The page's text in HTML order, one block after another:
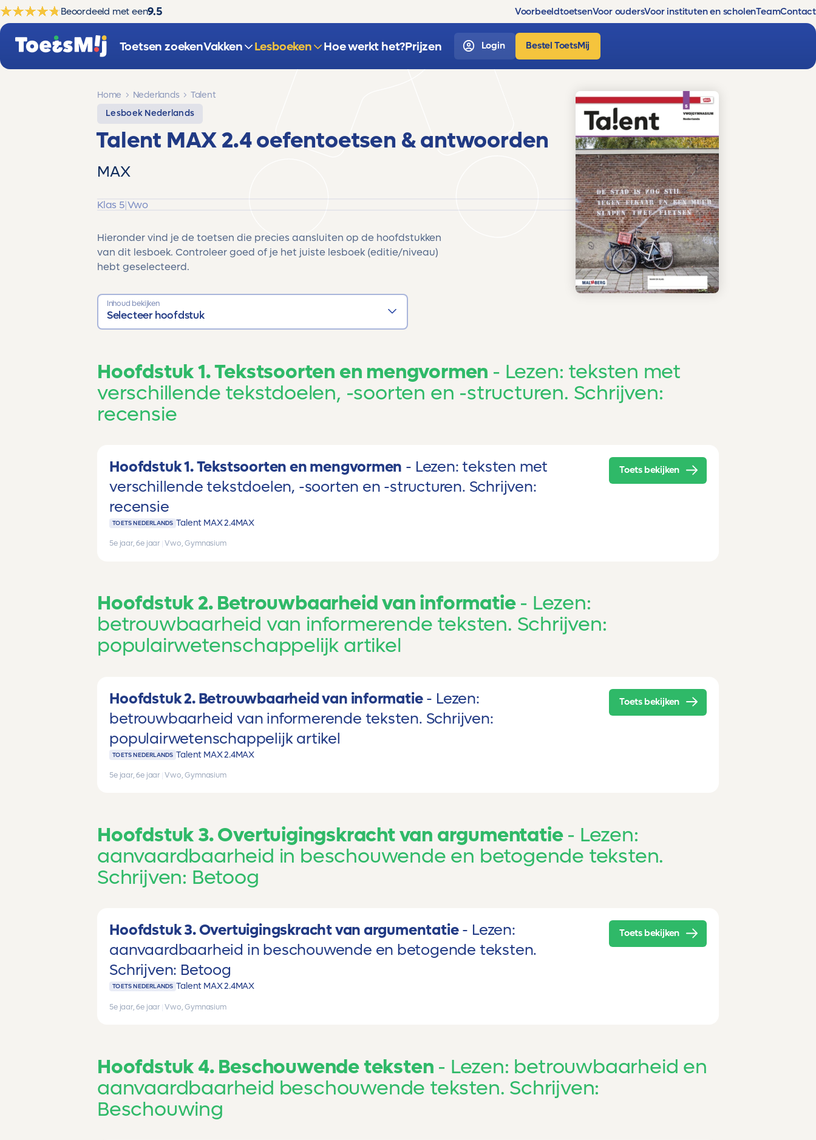
Beoordeeld met een9.5 VoorbeeldtoetsenVoor oudersVoor instituten en scholenTeamContact
Toetsen zoekenVakken Lesboeken Hoe werkt het?Prijzen Login Bestel ToetsMij
Home Nederlands
Talent
Lesboek Nederlands
Talent MAX 2.4 oefentoetsen & antwoorden
MAX
Klas 5|Vwo
Hieronder vind je de toetsen die precies aansluiten op de hoofdstukken
van dit lesboek. Controleer goed of je het juiste lesboek (editie/niveau)
hebt geselecteerd.
Inhoud bekijken
Selecteer hoofdstuk
Hoofdstuk 1. Tekstsoorten en mengvormen
Lezen: teksten met
verschillende tekstdoelen, -soorten en -structuren. Schrijven:
recensie
Hoofdstuk 1. Tekstsoorten en mengvormen
Lezen: teksten met
verschillende tekstdoelen, -soorten en -structuren. Schrijven:
recensie
TOETS NEDERLANDS Talent MAX 2.4MAX
5e jaar, 6e jaar Vwo, Gymnasium
Toets bekijken
Hoofdstuk 2. Betrouwbaarheid van informatie
Lezen:
betrouwbaarheid van informerende teksten. Schrijven:
populairwetenschappelijk artikel
Hoofdstuk 2. Betrouwbaarheid van informatie
Lezen:
betrouwbaarheid van informerende teksten. Schrijven:
populairwetenschappelijk artikel
TOETS NEDERLANDS Talent MAX 2.4MAX
5e jaar, 6e jaar Vwo, Gymnasium
Toets bekijken
Hoofdstuk 3. Overtuigingskracht van argumentatie
Lezen:
aanvaardbaarheid in beschouwende en betogende teksten.
Schrijven: Betoog
Hoofdstuk 3. Overtuigingskracht van argumentatie
Lezen:
aanvaardbaarheid in beschouwende en betogende teksten.
Schrijven: Betoog
TOETS NEDERLANDS Talent MAX 2.4MAX
5e jaar, 6e jaar Vwo, Gymnasium
Toets bekijken
Hoofdstuk 4. Beschouwende teksten
Lezen: betrouwbaarheid en
aanvaardbaarheid beschouwende teksten. Schrijven:
Beschouwing